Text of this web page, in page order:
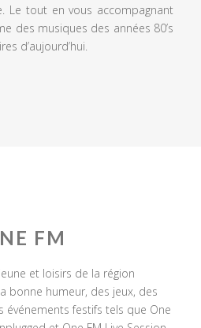
Le tout en vous accompagnant
des musiques des années 80’s
d’aujourd’hui.
FM
et loisirs de la région
bonne humeur, des jeux, des
événements festifs tels que One